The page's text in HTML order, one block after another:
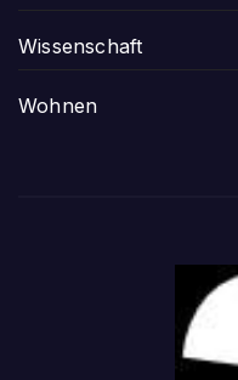
Wissenschaft
Wohnen